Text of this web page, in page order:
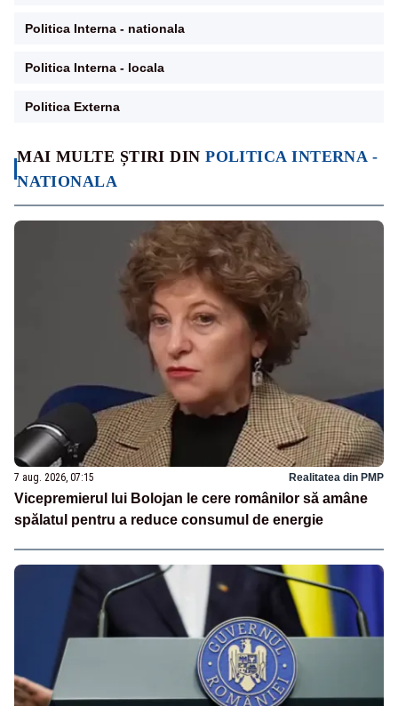
MAI MULTE ȘTIRI DINPOLITICA INTERNA -
NATIONALA
7 aug. 2026, 07:15 Realitatea din PMP
Vicepremierul lui Bolojan le cere românilor să amâne
spălatul pentru a reduce consumul de energie
Politica Interna - nationala
Politica Interna - locala
Politica Externa